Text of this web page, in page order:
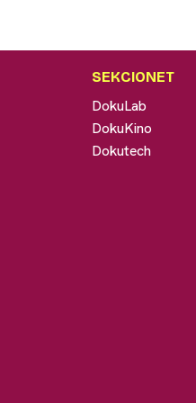
SEKCIONET
DokuLab
DokuKino
Dokutech